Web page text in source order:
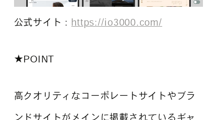
公式サイト： https://io3000.com/
★POINT
高クオリティなコーポレートサイトやブラ
ンドサイトがメインに掲載されているギャ